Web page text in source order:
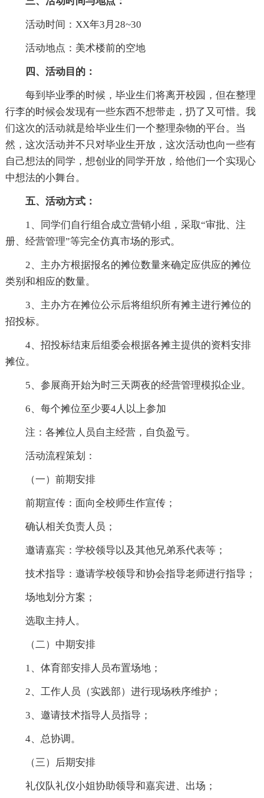
活动时间：XX年3月28~30
活动地点：美术楼前的空地
四、活动目的：
每到毕业季的时候，毕业生们将离开校园，但在整理
行李的时候会发现有一些东西不想带走，扔了又可惜。我
们这次的活动就是给毕业生们一个整理杂物的平台。当
然，这次活动并不只对毕业生开放，这次活动也向一些有
自己想法的同学，想创业的同学开放，给他们一个实现心
中想法的小舞台。
五、活动方式：
1、同学们自行组合成立营销小组，采取“审批、注
册、经营管理”等完全仿真市场的形式。
2、主办方根据报名的摊位数量来确定应供应的摊位
类别和相应的数量。
3、主办方在摊位公示后将组织所有摊主进行摊位的
招投标。
4、招投标结束后组委会根据各摊主提供的资料安排
摊位。
5、参展商开始为时三天两夜的经营管理模拟企业。
6、每个摊位至少要4人以上参加
注：各摊位人员自主经营，自负盈亏。
活动流程策划：
（一）前期安排
前期宣传：面向全校师生作宣传；
确认相关负责人员；
邀请嘉宾：学校领导以及其他兄弟系代表等；
技术指导：邀请学校领导和协会指导老师进行指导；
场地划分方案；
选取主持人。
（二）中期安排
1、体育部安排人员布置场地；
2、工作人员（实践部）进行现场秩序维护；
3、邀请技术指导人员指导；
4、总协调。
（三）后期安排
礼仪队礼仪小姐协助领导和嘉宾进、出场；